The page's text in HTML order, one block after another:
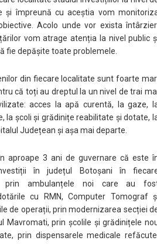
și împreună cu aceștia vom
Acolo unde vor exista
vom atrage atenția la nivel public
fie depășite toate problemele.
din fiecare localitate sunt foarte
că toți au dreptul la un nivel de trai
acces la apă curentă, la gaze,
la școli și grădinițe reabilitate și dotate,
Județean și așa mai departe.
aproape 3 ani de guvernare că este
în județul Botoșani în
prin ambulanțele noi care au
cu RMN, Computer Tomograf
de operații, prin modernizarea secției
Mavromati, prin școlile și grădinițele
prin dispensarele medicale